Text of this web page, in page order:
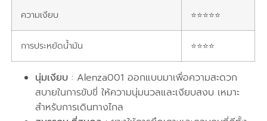
ความเงียบ ⭐⭐⭐⭐⭐
การประหยัดน้ำมัน ⭐⭐⭐⭐
นุ่มเงียบ : Alenza001 ออกแบบมาเพื่อความสะดวก
สบายในการขับขี่ ให้ความนุ่มนวลและเงียบสงบ เหมาะ
สำหรับการเดินทางไกล